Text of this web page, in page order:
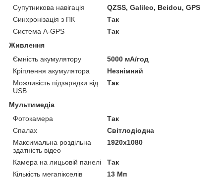
Супутникова навігація
QZSS, Galileo, Beidou, GPS
Синхронізація з ПК
Так
Система A-GPS
Так
Живлення
Ємність акумулятору
5000 мА/год
Кріплення акумулятора
Незнімний
Можливість підзарядки від
USB
Так
Мультимедіа
Фотокамера
Так
Спалах
Світлодіодна
Максимальна роздільна
здатність відео
1920x1080
Камера на лицьовій панелі
Так
Кількість мегапікселів
13 Мп